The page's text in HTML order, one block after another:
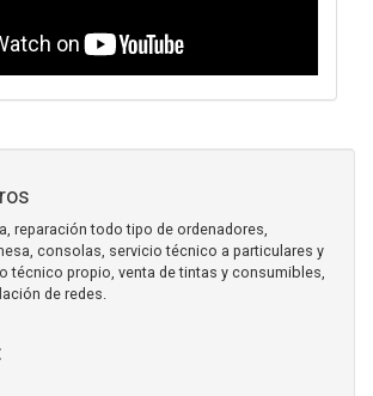
reparación todo tipo de ordenadores,
consolas, servicio técnico a particulares y
técnico propio, venta de tintas y consumibles,
de redes.